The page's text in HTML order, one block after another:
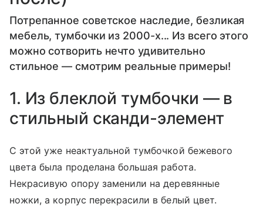
Потрепанное советское наследие, безликая
мебель, тумбочки из 2000-х... Из всего этого
можно сотворить нечто удивительно
стильное — смотрим реальные примеры!
1. Из блеклой тумбочки — в
стильный сканди-элемент
С этой уже неактуальной тумбочкой бежевого
цвета была проделана большая работа.
Некрасивую опору заменили на деревянные
ножки, а корпус перекрасили в белый цвет.